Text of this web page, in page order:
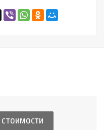
СТОИМОСТИ